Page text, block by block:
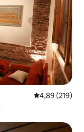
Gemiddelde
4,89 (219)